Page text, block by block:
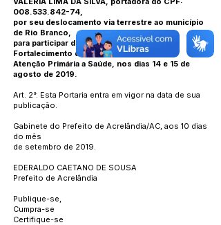
008.533.842-74,
por seu deslocamento via terrestre ao município
de Rio Branco,
para participar do Encontro Estadual para
Fortalecimento da
Atenção Primária a Saúde, nos dias 14 e 15 de
agosto de 2019.
Art. 2°. Esta Portaria entra em vigor na data de sua
publicação.
Gabinete do Prefeito de Acrelândia/AC, aos 10 dias
do mês
de setembro de 2019.
EDERALDO CAETANO DE SOUSA
Prefeito de Acrelândia
Publique-se,
Cumpra-se
Certifique-se